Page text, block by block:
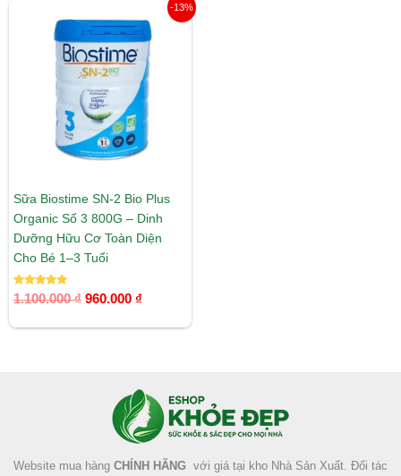
-13%
Sữa Biostime SN-2 Bio Plus
Organic Số 3 800G – Dinh
Dưỡng Hữu Cơ Toàn Diện
Cho Bé 1–3 Tuổi
Được xếp
hạng
1.100.000₫
gốc
là:
1.100.000 ₫.
960.000 ₫
hiện
tại
là:
960.000 ₫.
Website mua hàng CHÍNH HÃNG với giá tại kho Nhà Sản Xuất. Đối tác
Facebook
Instagram
Tumblr
X